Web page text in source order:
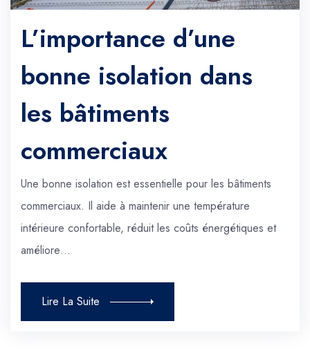
L’importance d’une
bonne isolation dans
les bâtiments
commerciaux
Une bonne isolation est essentielle pour les bâtiments
commerciaux. Il aide à maintenir une température
intérieure confortable, réduit les coûts énergétiques et
améliore…
Lire La Suite